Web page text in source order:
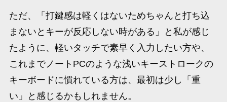
ただ、「打鍵感は軽くはないためちゃんと打ち込
まないとキーが反応しない時がある」と私が感じ
たように、軽いタッチで素早く入力したい方や、
これまでノートPCのような浅いキーストロークの
キーボードに慣れている方は、最初は少し「重
い」と感じるかもしれません。